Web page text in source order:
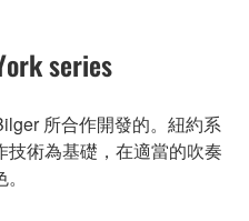
series
所合作開發的。紐約系
術為基礎，在適當的吹奏